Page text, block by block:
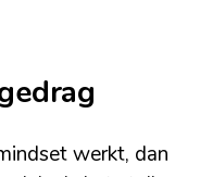
werkt, dan